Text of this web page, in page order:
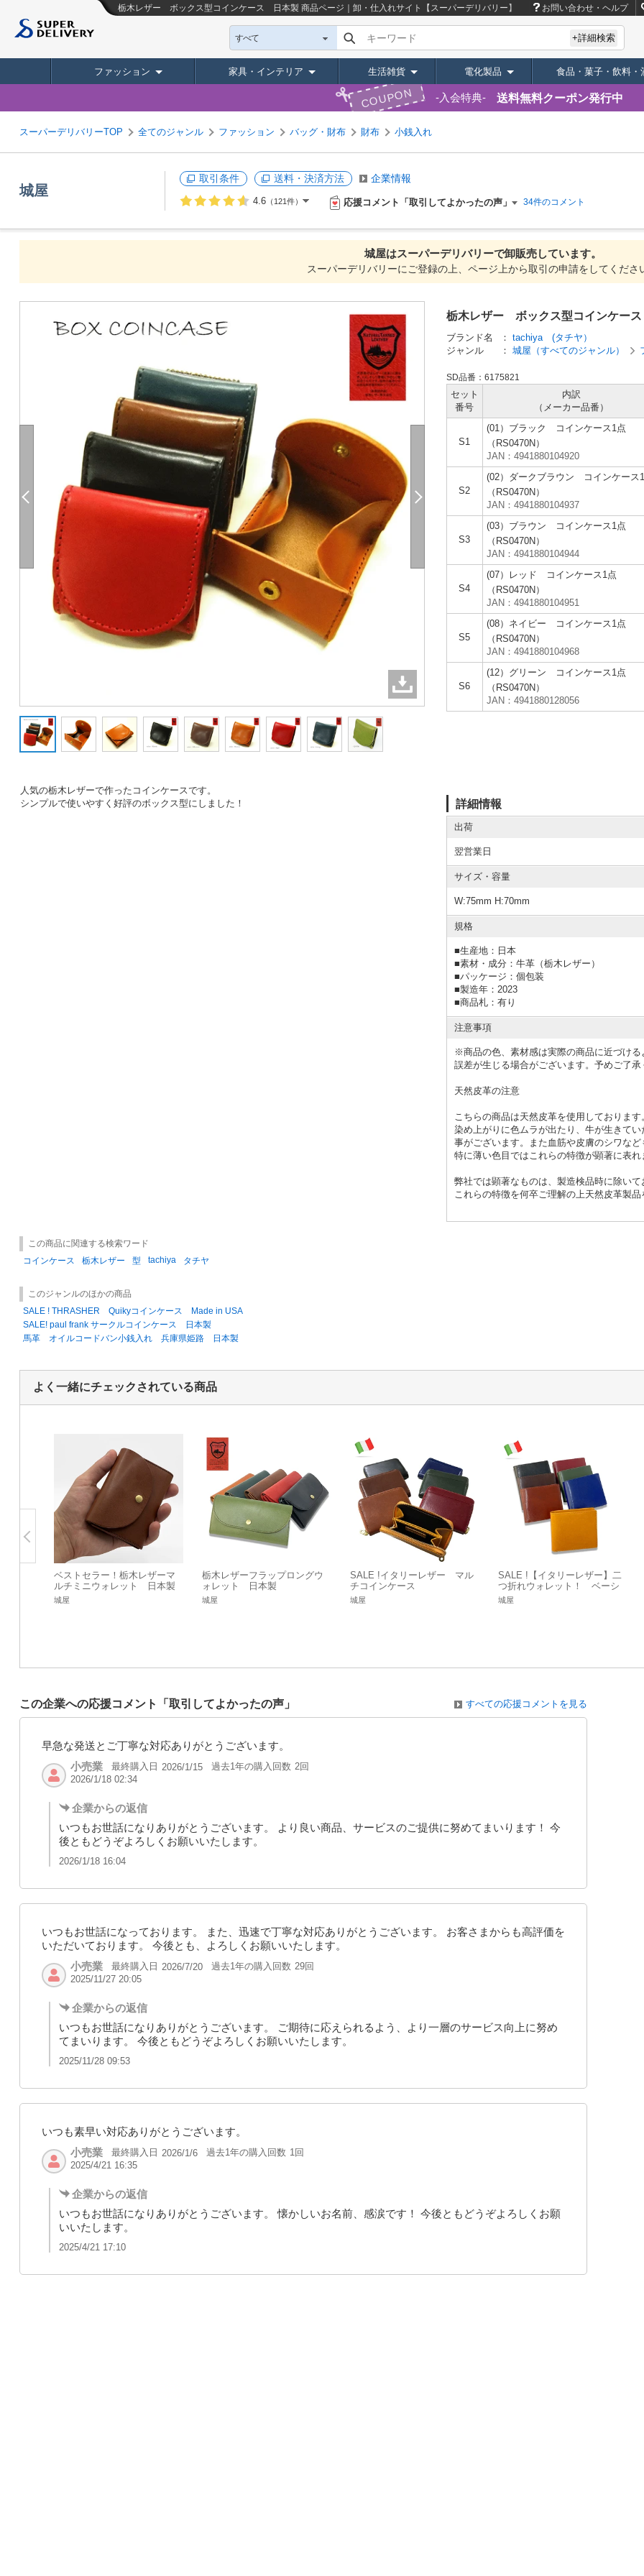
栃木レザー ボックス型コインケース 日本製 商品ページ｜卸・仕入れサイト【スーパーデリバリー】 お問い合わせ・ヘルプ
すべて キーワード +詳細検索
ファッション 家具・インテリア 生活雑貨 電化製品 食品・菓子・飲料・
COUPON 入会特典 送料無料クーポン発行中
スーパーデリバリーTOP 全てのジャンル ファッション バッグ・財布 財布 小銭入れ
城屋
取引条件 送料・決済方法 企業情報
4.6（121件） 応援コメント「取引してよかったの声」 34件のコメント
城屋はスーパーデリバリーで卸販売しています。
スーパーデリバリーにご登録の上、ページ上から取引の申請をしてくださ
人気の栃木レザーで作ったコインケースです。
シンプルで使いやすく好評のボックス型にしました！
栃木レザー ボックス型コインケー
ブランド名 ： tachiya (タチヤ）
ジャンル
： 城屋（すべてのジャンル）
SD品番：6175821
セット
番号
内訳
（メーカー品番）
S1
(01）ブラック コインケース1点
（RS0470N）
JAN：4941880104920
S2
(02）ダークブラウン コインケース
（RS0470N）
JAN：4941880104937
S3
(03）ブラウン コインケース1点
（RS0470N）
JAN：4941880104944
S4
(07）レッド コインケース1点
（RS0470N）
JAN：4941880104951
S5
(08）ネイビー コインケース1点
（RS0470N）
JAN：4941880104968
S6
(12）グリーン コインケース1点
（RS0470N）
JAN：4941880128056
詳細情報
出荷
翌営業日
サイズ・容量
W:75mm H:70mm
規格
■生産地：日本
■素材・成分：牛革（栃木レザー）
■パッケージ：個包装
■製造年：2023
■商品札：有り
注意事項
※商品の色、素材感は実際の商品に近づけ
誤差が生じる場合がございます。予めご了承
天然皮革の注意
こちらの商品は天然皮革を使用しておりま
染め上がりに色ムラが出たり、牛が生きて
事がございます。また血筋や皮膚のシワな
特に薄い色目ではこれらの特徴が顕著に表れ
弊社では顕著なものは、製造検品時に除い
これらの特徴を何卒ご理解の上天然皮革製
この商品に関連する検索ワード
コインケース
栃木レザー 型 tachiya タチヤ
このジャンルのほかの商品
SALE ! THRASHER Quikyコインケース Made in USA
SALE! paul frank サークルコインケース 日本製
馬革 オイルコードバン小銭入れ 兵庫県姫路 日本製
よく一緒にチェックされている商品
ベストセラー！栃木レザーマ
ルチミニウォレット 日本製
城屋
栃木レザーフラップロングウ
ォレット 日本製
城屋
SALE !イタリーレザー マル
チコインケース
城屋
SALE !【イタリーレザー】二
つ折れウォレット！ ベーシ
ックハイクオリティな定番の
城屋
この企業への応援コメント「取引してよかったの声」 すべての応援コメントを見る
早急な発送とご丁寧な対応ありがとうございます。
小売業
最終購入日 2026/1/15 過去1年の購入回数 2回
2026/1/18 02:34
企業からの返信
いつもお世話になりありがとうございます。 より良い商品、サービスのご提供に努めてまいります！ 今
後ともどうぞよろしくお願いいたします。
2026/1/18 16:04
いつもお世話になっております。 また、迅速で丁寧な対応ありがとうございます。 お客さまからも高評価を
いただいております。 今後とも、よろしくお願いいたします。
小売業
最終購入日 2026/7/20 過去1年の購入回数 29回
2025/11/27 20:05
企業からの返信
いつもお世話になりありがとうございます。 ご期待に応えられるよう、より一層のサービス向上に努め
てまいります。 今後ともどうぞよろしくお願いいたします。
2025/11/28 09:53
いつも素早い対応ありがとうございます。
小売業
最終購入日 2026/1/6 過去1年の購入回数 1回
2025/4/21 16:35
企業からの返信
いつもお世話になりありがとうございます。 懐かしいお名前、感涙です！ 今後ともどうぞよろしくお願
いいたします。
2025/4/21 17:10